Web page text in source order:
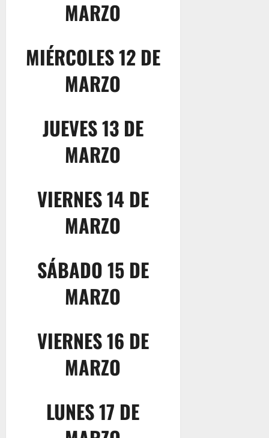
MARZO
MIÉRCOLES 12 DE
MARZO
JUEVES 13 DE
MARZO
VIERNES 14 DE
MARZO
SÁBADO 15 DE
MARZO
VIERNES 16 DE
MARZO
LUNES 17 DE